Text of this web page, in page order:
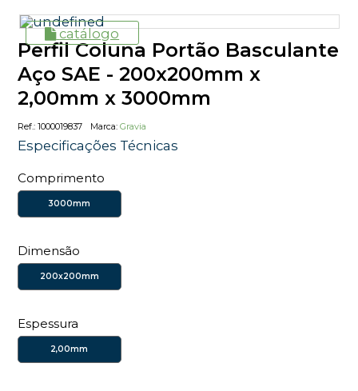
catálogo
Perfil Coluna Portão Basculante
Aço SAE - 200x200mm x
2,00mm x 3000mm
1000019837 Gravia
Especificações Técnicas
Comprimento
3000mm
Dimensão
200x200mm
Espessura
2,00mm